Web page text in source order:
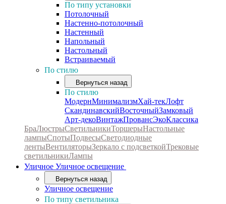
По типу установки
Потолочный
Настенно-потолочный
Настенный
Напольный
Настольный
Встраиваемый
По стилю
Вернуться назад
По стилю
МодернМинимализмХай-текЛофт
СкандинавскийВосточныйЗамковый
Арт-декоВинтажПровансЭкоКлассика
БраЛюстрыСветильникиТоршерыНастольные
лампыСпотыПодвесыСветодиодные
лентыВентиляторыЗеркало с подсветкойТрековые
светильникиЛампы
Уличное Уличное освещение
Вернуться назад
Уличное освещение
По типу светильника